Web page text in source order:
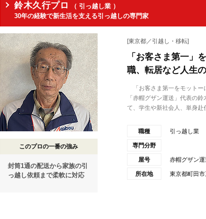
鈴木久行プロ
（ 引っ越し業 ）
30年の経験で新生活を支える引っ越しの専門家
このプロの一番の強み
封筒1通の配送から家族の引
っ越し依頼まで柔軟に対応
[東京都／引越し・移転]
「お客さま第一」
職、転居など人生
「お客さま第一をモットー
「赤帽グザン運送」代表の
て、学生や新社会人、単身赴
職種 引っ越し業
専門分野
屋号 赤帽グザン運
所在地 東京都町田